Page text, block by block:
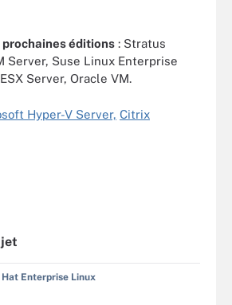
prochaines éditions : Stratus
Server, Suse Linux Enterprise
Server, Oracle VM.
Hyper-V Server, Citrix
Hat Enterprise Linux